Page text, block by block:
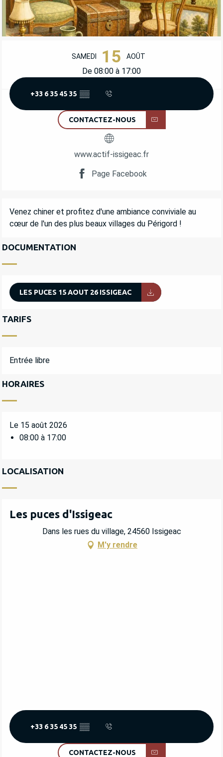
OUVERTURE ET COORDONNÉES
SAMEDI 15 AOÛT
De 08:00 à 17:00
+33 6 35 45 35 ▒▒
CONTACTEZ-NOUS
www.actif-issigeac.fr
Page Facebook
DESCRIPTION
Venez chiner et profitez d'une ambiance conviviale au
cœur de l'un des plus beaux villages du Périgord !
DOCUMENTATION
LES PUCES 15 AOUT 26 ISSIGEAC
TARIFS
Entrée libre
HORAIRES
Le 15 août 2026
08:00 à 17:00
LOCALISATION
Les puces d'Issigeac
Dans les rues du village, 24560 Issigeac
M'y rendre
+33 6 35 45 35 ▒▒
CONTACTEZ-NOUS